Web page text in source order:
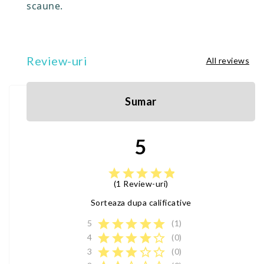
scaune.
Review-uri All reviews
Sumar
5
starstarstarstarstar
(1 Review-uri)
Sorteaza dupa calificative
5 starstarstarstarstar
(1)
4 starstarstarstarstar_border
(0)
3
starstarstarstar_borderstar_border
(0)